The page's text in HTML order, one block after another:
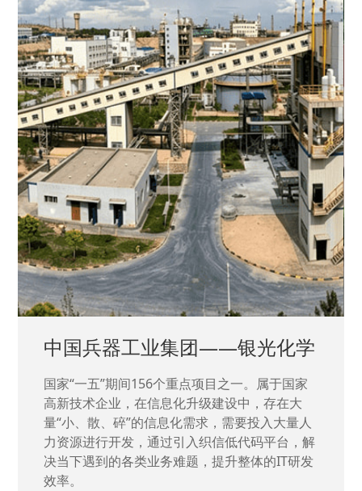
中国兵器工业集团——银光化学
国家“一五”期间156个重点项目之一。属于国家
高新技术企业，在信息化升级建设中，存在大
量“小、散、碎”的信息化需求，需要投入大量人
力资源进行开发，通过引入织信低代码平台，解
决当下遇到的各类业务难题，提升整体的IT研发
效率。